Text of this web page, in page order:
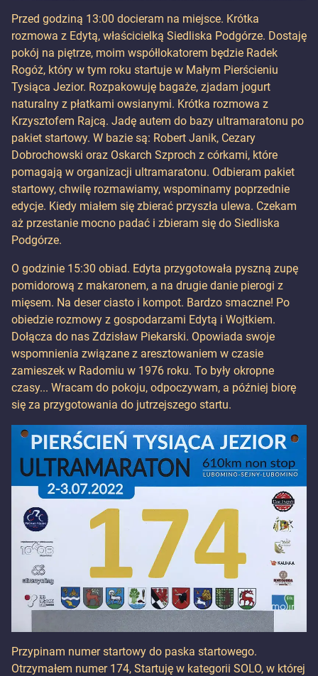
Przed godziną 13:00 docieram na miejsce. Krótka
rozmowa z Edytą, właścicielką Siedliska Podgórze. Dostaję
pokój na piętrze, moim współlokatorem będzie Radek
Rogóż, który w tym roku startuje w Małym Pierścieniu
Tysiąca Jezior. Rozpakowuję bagaże, zjadam jogurt
naturalny z płatkami owsianymi. Krótka rozmowa z
Krzysztofem Rajcą. Jadę autem do bazy ultramaratonu po
pakiet startowy. W bazie są: Robert Janik, Cezary
Dobrochowski oraz Oskarch Szproch z córkami, które
pomagają w organizacji ultramaratonu. Odbieram pakiet
startowy, chwilę rozmawiamy, wspominamy poprzednie
edycje. Kiedy miałem się zbierać przyszła ulewa. Czekam
aż przestanie mocno padać i zbieram się do Siedliska
Podgórze.
O godzinie 15:30 obiad. Edyta przygotowała pyszną zupę
pomidorową z makaronem, a na drugie danie pierogi z
mięsem. Na deser ciasto i kompot. Bardzo smaczne! Po
obiedzie rozmowy z gospodarzami Edytą i Wojtkiem.
Dołącza do nas Zdzisław Piekarski. Opowiada swoje
wspomnienia związane z aresztowaniem w czasie
zamieszek w Radomiu w 1976 roku. To były okropne
czasy... Wracam do pokoju, odpoczywam, a później biorę
się za przygotowania do jutrzejszego startu.
Przypinam numer startowy do paska startowego.
Otrzymałem numer 174, Startuję w kategorii SOLO, w której